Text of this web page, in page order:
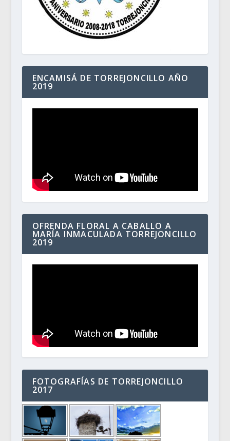
ENCAMISÁ DE TORREJONCILLO AÑO
2019
OFRENDA FLORAL A CABALLO A
MARÍA INMACULADA TORREJONCILLO
2019
FOTOGRAFÍAS DE TORREJONCILLO
2017